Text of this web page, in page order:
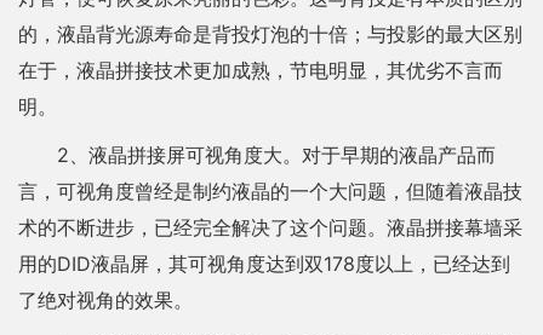
的，液晶背光源寿命是背投灯泡的十倍；与投影的最大区别
在于，液晶拼接技术更加成熟，节电明显，其优劣不言而
明。
2、液晶拼接屏可视角度大。对于早期的液晶产品而
言，可视角度曾经是制约液晶的一个大问题，但随着液晶技
术的不断进步，已经完全解决了这个问题。液晶拼接幕墙采
用的DID液晶屏，其可视角度达到双178度以上，已经达到
了绝对视角的效果。